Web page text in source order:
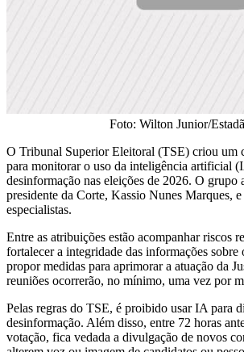
Foto: Wilton Junior/
O Tribunal Superior Eleitoral (TSE) criou um
para monitorar o uso da inteligência artificial
desinformação nas eleições de 2026. O grupo
presidente da Corte, Kassio Nunes Marques,
especialistas.
Entre as atribuições estão acompanhar riscos
fortalecer a integridade das informações sobre
propor medidas para aprimorar a atuação da
reuniões ocorrerão, no mínimo, uma vez por
Pelas regras do TSE, é proibido usar IA para
desinformação. Além disso, entre 72 horas
votação, fica vedada a divulgação de novos